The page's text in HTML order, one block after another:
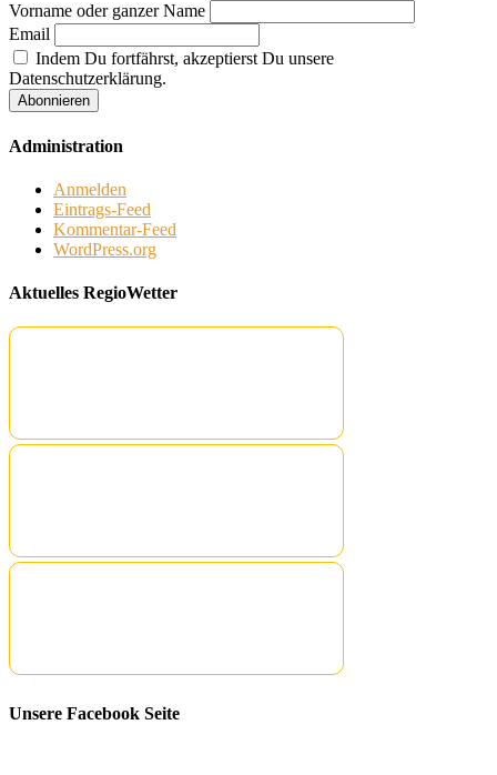
Vorname oder ganzer Name
Email
Indem Du fortfährst, akzeptierst Du unsere
Datenschutzerklärung.
Administration
Anmelden
Eintrags-Feed
Kommentar-Feed
WordPress.org
Aktuelles RegioWetter
Unsere Facebook Seite